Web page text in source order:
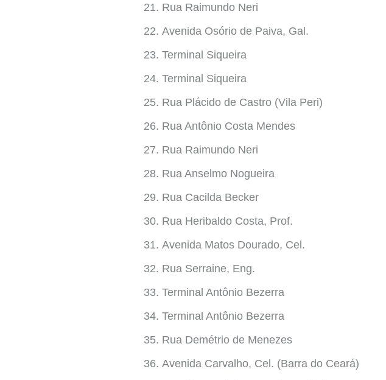
Rua Raimundo Neri
Avenida Osório de Paiva, Gal.
Terminal Siqueira
Terminal Siqueira
Rua Plácido de Castro (Vila Peri)
Rua Antônio Costa Mendes
Rua Raimundo Neri
Rua Anselmo Nogueira
Rua Cacilda Becker
Rua Heribaldo Costa, Prof.
Avenida Matos Dourado, Cel.
Rua Serraine, Eng.
Terminal Antônio Bezerra
Terminal Antônio Bezerra
Rua Demétrio de Menezes
Avenida Carvalho, Cel. (Barra do Ceará)